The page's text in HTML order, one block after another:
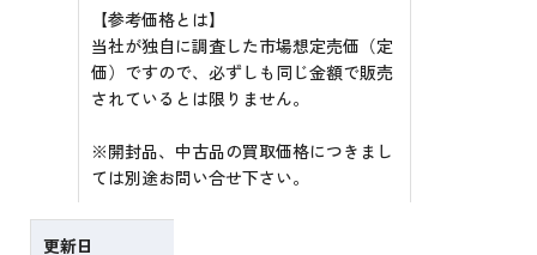
【参考価格とは】
当社が独自に調査した市場想定売価（定
価）ですので、必ずしも同じ金額で販売
されているとは限りません。
※開封品、中古品の買取価格につきまし
ては別途お問い合せ下さい。
更新日